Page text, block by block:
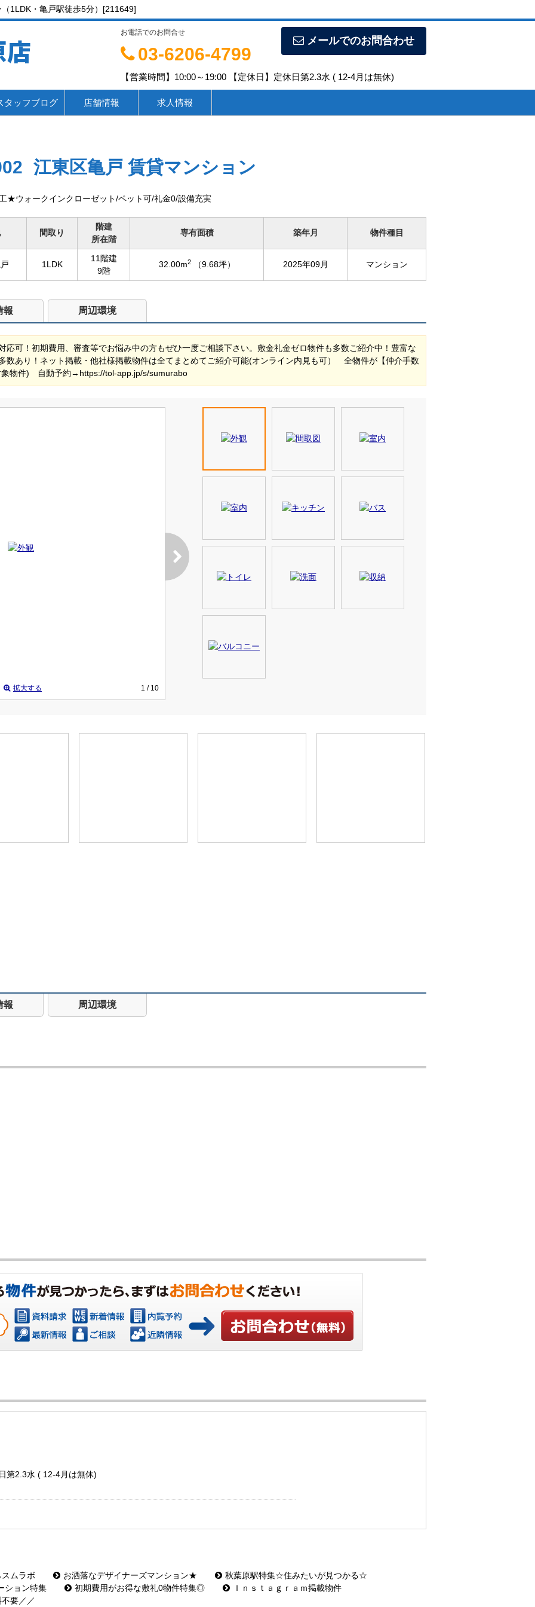
1LDK・亀戸駅徒歩5分）[211649]
メールでのお問合わせ
お電話でのお問合せ
03-6206-4799
【営業時間】10:00～19:00 【定休日】定休日第2.3水 ( 12-4月は無休)
タッフブログ 店舗情報 求人情報
江東区亀戸 賃貸マンション
★ウォークインクローゼット/ペット可/礼金0/設備充実
間取り
階建
所在階
専有面積 築年月 物件種目
1LDK
11階建
9階
32.00m2 （9.68坪） 2025年09月 マンション
報 周辺環境
応可！初期費用、審査等でお悩み中の方もぜひ一度ご相談下さい。敷金礼金ゼロ物件も多数ご紹介中！豊富な
数あり！ネット掲載・他社様掲載物件は全てまとめてご紹介可能(オンライン内見も可） 全物件が【仲介手数
象物件) 自動予約→https://tol-app.jp/s/sumurabo
拡大する 1 / 10
報 周辺環境
第2.3水 ( 12-4月は無休)
ムラボ お洒落なデザイナーズマンション★
秋葉原駅特集☆住みたいが見つかる☆
ション特集
初期費用がお得な敷礼0物件特集◎
Ｉｎｓｔａｇｒａｍ掲載物件
要／／